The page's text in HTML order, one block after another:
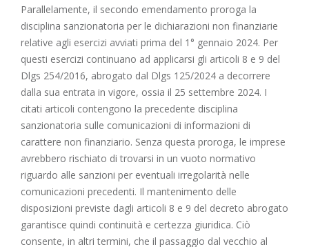
Parallelamente, il secondo emendamento proroga la
disciplina sanzionatoria per le dichiarazioni non finanziarie
relative agli esercizi avviati prima del 1° gennaio 2024. Per
questi esercizi continuano ad applicarsi gli articoli 8 e 9 del
Dlgs 254/2016, abrogato dal Dlgs 125/2024 a decorrere
dalla sua entrata in vigore, ossia il 25 settembre 2024. I
citati articoli contengono la precedente disciplina
sanzionatoria sulle comunicazioni di informazioni di
carattere non finanziario. Senza questa proroga, le imprese
avrebbero rischiato di trovarsi in un vuoto normativo
riguardo alle sanzioni per eventuali irregolarità nelle
comunicazioni precedenti. Il mantenimento delle
disposizioni previste dagli articoli 8 e 9 del decreto abrogato
garantisce quindi continuità e certezza giuridica. Ciò
consente, in altri termini, che il passaggio dal vecchio al